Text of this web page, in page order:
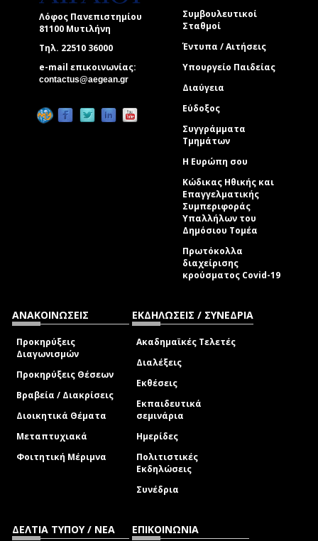
Λόφος Πανεπιστημίου
81100 Μυτιλήνη
Τηλ. 22510 36000
e-mail επικοινωνίας:
contactus@aegean.gr
Συμβουλευτικοί
Σταθμοί
Έντυπα / Αιτήσεις
Υπουργείο Παιδείας
Διαύγεια
Εύδοξος
Συγγράμματα
Τμημάτων
Η Ευρώπη σου
Κώδικας Ηθικής και
Επαγγελματικής
Συμπεριφοράς
Υπαλλήλων του
Δημόσιου Τομέα
Πρωτόκολλα
διαχείρισης
κρούσματος Covid-19
ΑΝΑΚΟΙΝΩΣΕΙΣ
Προκηρύξεις
Διαγωνισμών
Προκηρύξεις Θέσεων
Βραβεία / Διακρίσεις
Διοικητικά Θέματα
Μεταπτυχιακά
Φοιτητική Μέριμνα
ΕΚΔΗΛΩΣΕΙΣ / ΣΥΝΕΔΡΙΑ
Ακαδημαϊκές Τελετές
Διαλέξεις
Εκθέσεις
Εκπαιδευτικά
σεμινάρια
Ημερίδες
Πολιτιστικές
Εκδηλώσεις
Συνέδρια
ΔΕΛΤΙΑ ΤΥΠΟΥ / ΝΕΑ ΕΠΙΚΟΙΝΩΝΙΑ